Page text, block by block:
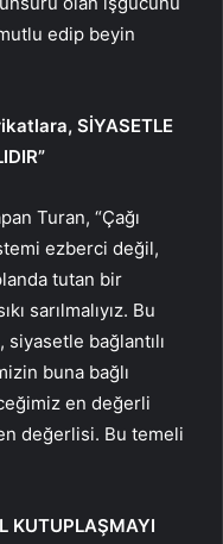
edip beyin
SİYASETLE
Turan, “Çağı
ezberci değil,
tutan bir
sarılmalıyız. Bu
bağlantılı
buna bağlı
en değerli
değerlisi. Bu temeli
KUTUPLAŞMAYI